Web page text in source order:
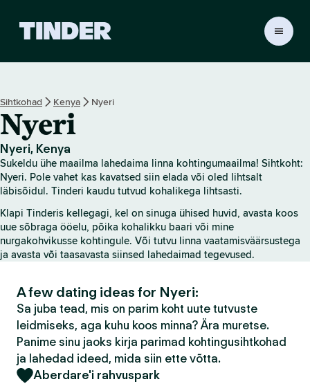
a
l
e
t
Sihtkohad Kenya Nyeri
Nyeri
Nyeri, Kenya
Sukeldu ühe maailma lahedaima linna kohtingumaailma! Sihtkoht:
Nyeri. Pole vahet kas kavatsed siin elada või oled lihtsalt
läbisõidul. Tinderi kaudu tutvud kohalikega lihtsasti.
Klapi Tinderis kellegagi, kel on sinuga ühised huvid, avasta koos
uue sõbraga ööelu, põika kohalikku baari või mine
nurgakohvikusse kohtingule. Või tutvu linna vaatamisväärsustega
ja avasta või taasavasta siinsed lahedaimad tegevused.
A few dating ideas for Nyeri:
Sa juba tead, mis on parim koht uute tutvuste
leidmiseks, aga kuhu koos minna? Ära muretse.
Panime sinu jaoks kirja parimad kohtingusihtkohad
ja lahedad ideed, mida siin ette võtta.
Aberdare'i rahvuspark